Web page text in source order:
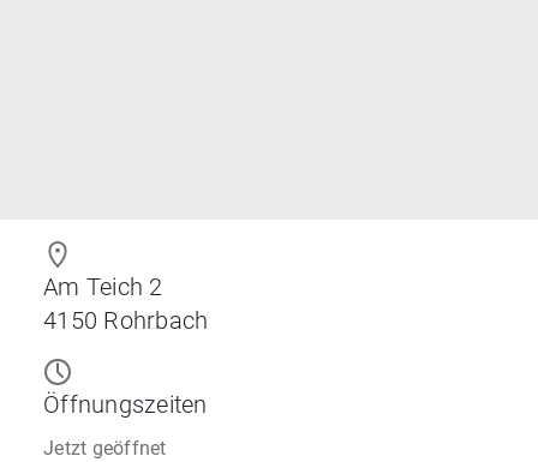
Am Teich 2
4150 Rohrbach
Öffnungszeiten
Jetzt geöffnet